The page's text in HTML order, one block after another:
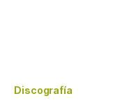
Discografía